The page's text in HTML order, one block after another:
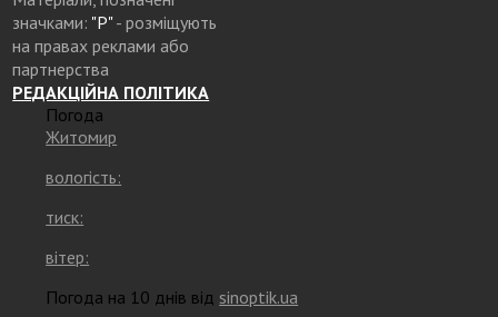
значками: "Р"- розміщують
на правах реклами або
партнерства
РЕДАКЦІЙНА ПОЛІТИКА
Погода
Житомир
вологість:
тиск:
вітер:
Погода на 10 днів від sinoptik.ua